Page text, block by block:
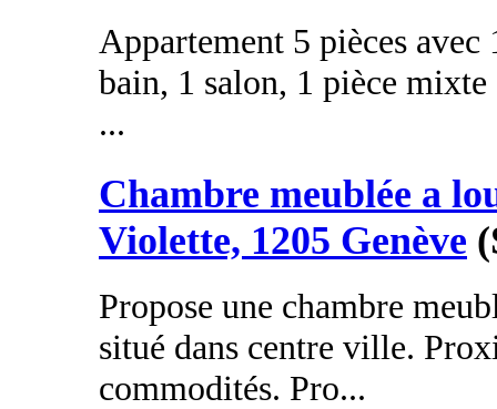
Appartement 5 pièces avec
bain, 1 salon, 1 pièce
...
Chambre meublée a
Violette, 1205 Genève
Propose une chambre
situé dans centre ville.
commodités. Pro...